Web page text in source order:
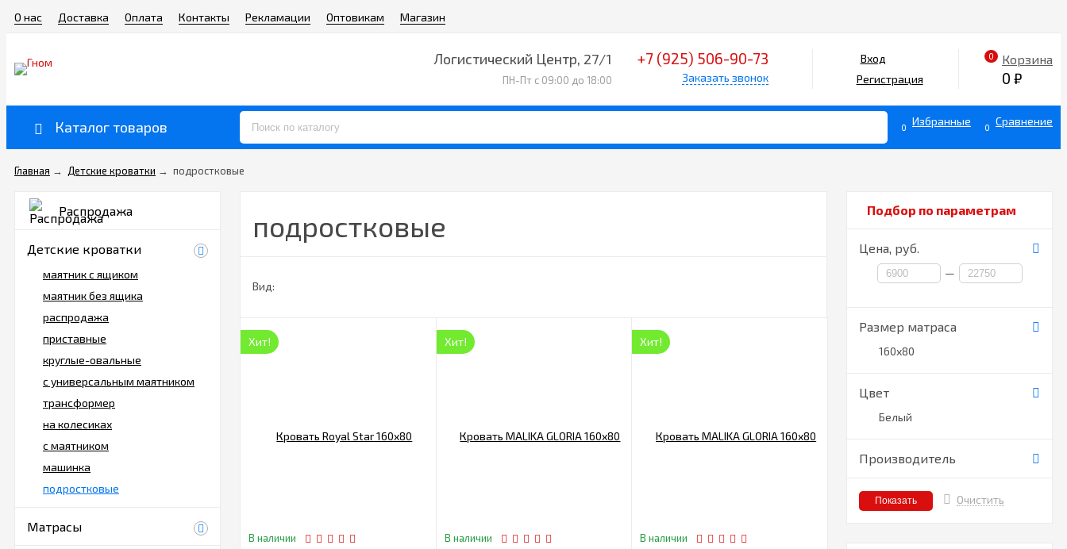
О нас Доставка Оплата Контакты Рекламации Оптовикам Магазин
Логистический Центр, 27/1
ПН-Пт с 09:00 до 18:00
+7 (925) 506-90-73
Заказать звонок
Вход
Регистрация
0 Корзина
0 ₽
Каталог товаров 0 Избранные 0 Сравнение
Главная → Детские кроватки → подростковые
Подбор по параметрам
Цена, руб.
—
Размер матраса
160х80
Цвет
Белый
Производитель
Очистить
Распродажа
Детские кроватки
маятник с ящиком
маятник без ящика
распродажа
приставные
круглые-овальные
с универсальным маятником
трансформер
на колесиках
с маятником
машинка
подростковые
Матрасы
подростковые
Вид:
Хит!
В наличии
Хит!
В наличии
Хит!
В наличии